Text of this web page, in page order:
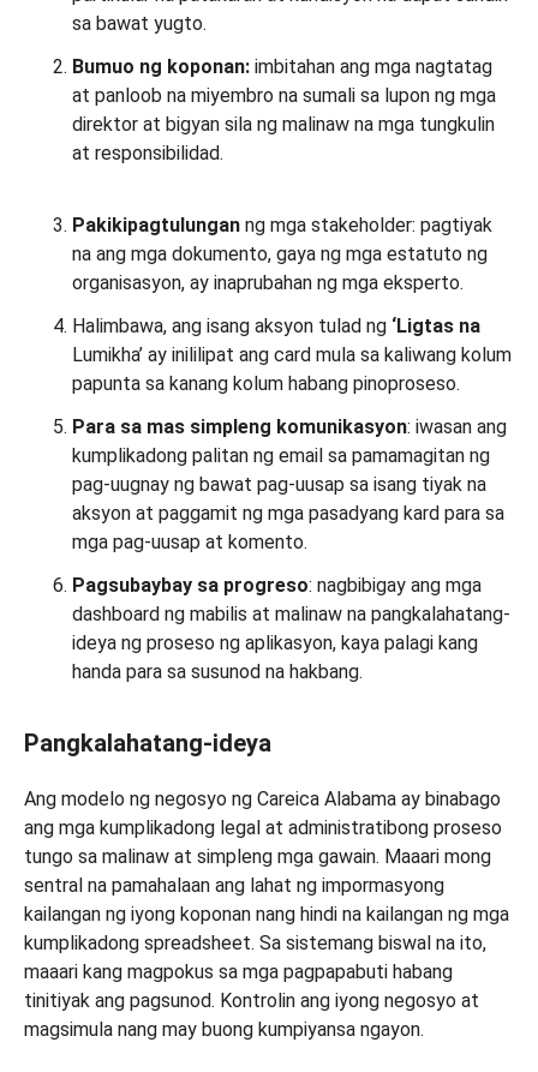
sa bawat yugto.
Bumuo ng koponan: imbitahan ang mga nagtatag
at panloob na miyembro na sumali sa lupon ng mga
direktor at bigyan sila ng malinaw na mga tungkulin
at responsibilidad.
Pakikipagtulungan ng mga stakeholder: pagtiyak
na ang mga dokumento, gaya ng mga estatuto ng
organisasyon, ay inaprubahan ng mga eksperto.
Halimbawa, ang isang aksyon tulad ng ‘Ligtas na
Lumikha’ ay inililipat ang card mula sa kaliwang kolum
papunta sa kanang kolum habang pinoproseso.
Para sa mas simpleng komunikasyon: iwasan ang
kumplikadong palitan ng email sa pamamagitan ng
pag-uugnay ng bawat pag-uusap sa isang tiyak na
aksyon at paggamit ng mga pasadyang kard para sa
mga pag-uusap at komento.
Pagsubaybay sa progreso: nagbibigay ang mga
dashboard ng mabilis at malinaw na pangkalahatang-
ideya ng proseso ng aplikasyon, kaya palagi kang
handa para sa susunod na hakbang.
Pangkalahatang-ideya
Ang modelo ng negosyo ng Careica Alabama ay binabago
ang mga kumplikadong legal at administratibong proseso
tungo sa malinaw at simpleng mga gawain. Maaari mong
sentral na pamahalaan ang lahat ng impormasyong
kailangan ng iyong koponan nang hindi na kailangan ng mga
kumplikadong spreadsheet. Sa sistemang biswal na ito,
maaari kang magpokus sa mga pagpapabuti habang
tinitiyak ang pagsunod. Kontrolin ang iyong negosyo at
magsimula nang may buong kumpiyansa ngayon.